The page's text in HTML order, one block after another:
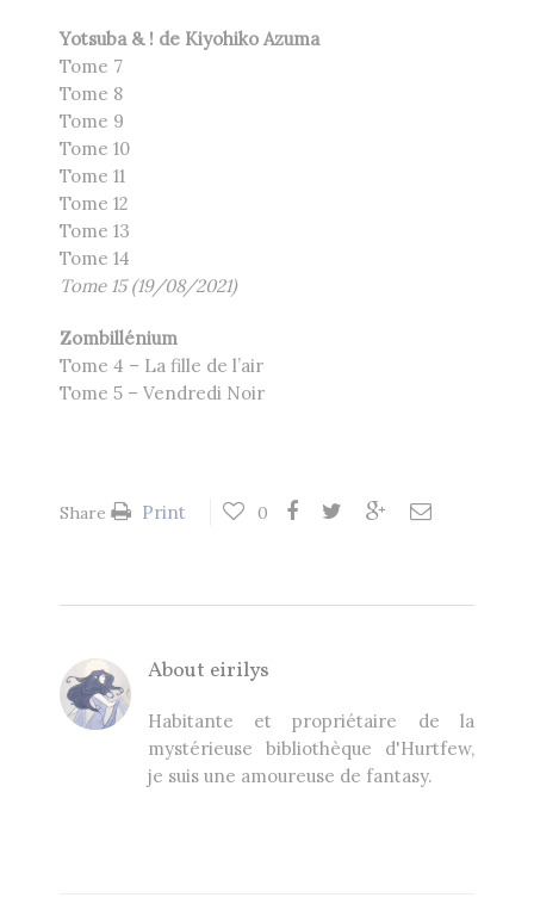
Yotsuba & ! de Kiyohiko Azuma
Tome 7
Tome 8
Tome 9
Tome 10
Tome 11
Tome 12
Tome 13
Tome 14
Tome 15 (19/08/2021)
Zombillénium
Tome 4 – La fille de l’air
Tome 5 – Vendredi Noir
Share Print 0
About eirilys
Habitante et propriétaire de la
mystérieuse bibliothèque d'Hurtfew,
je suis une amoureuse de fantasy.